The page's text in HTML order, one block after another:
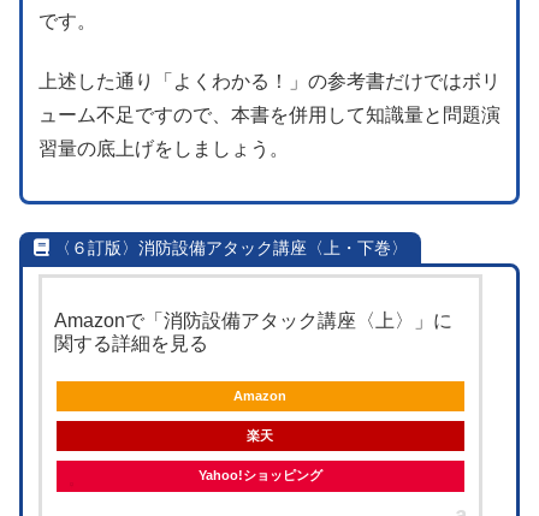
です。
上述した通り「よくわかる！」の参考書だけではボリ
ューム不足ですので、本書を併用して知識量と問題演
習量の底上げをしましょう。
〈６訂版〉消防設備アタック講座〈上・下巻〉
Amazonで「消防設備アタック講座〈上〉」に
関する詳細を見る
Amazon
楽天
Yahoo!ショッピング